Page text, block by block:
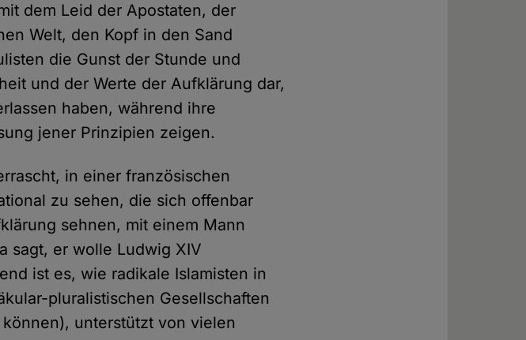
dem Leid der Apostaten, der
Welt, den Kopf in den Sand
die Gunst der Stunde und
und der Werte der Aufklärung dar,
haben, während ihre
jener Prinzipien zeigen.
in einer französischen
zu sehen, die sich offenbar
sehnen, mit einem Mann
sagt, er wolle Ludwig XIV
ist es, wie radikale Islamisten in
pluralistischen Gesellschaften
unterstützt von vielen